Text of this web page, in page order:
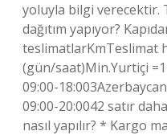
yoluyla bilgi verecektir.
dağıtım yapıyor?
teslimatlarKmTeslimat
(gün/saat)Min.Yurtiçi
09:00-
09:00-20:0042 satır
nasıl yapılır? * Kargo